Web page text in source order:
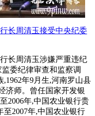
长周清玉接受中央纪委
长周清玉涉嫌严重违纪
委纪律审查和监察调
年9月生,河南罗山县
济师。曾任国家开发银
2006年,中国农业银行贵
至2007年,中国农业银行